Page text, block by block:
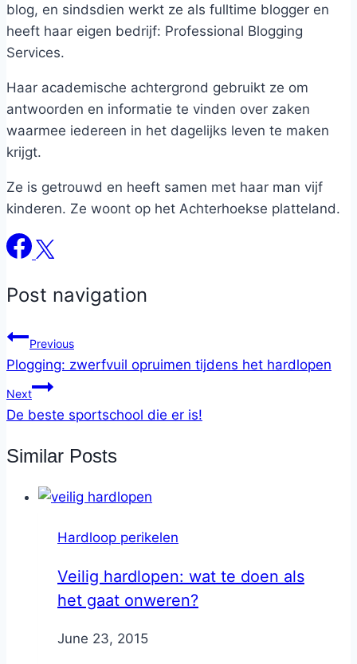
blog, en sindsdien werkt ze als fulltime blogger en
heeft haar eigen bedrijf: Professional Blogging
Services.
Haar academische achtergrond gebruikt ze om
antwoorden en informatie te vinden over zaken
waarmee iedereen in het dagelijks leven te maken
krijgt.
Ze is getrouwd en heeft samen met haar man vijf
kinderen. Ze woont op het Achterhoekse platteland.
Post navigation
Previous
Plogging: zwerfvuil opruimen tijdens het hardlopen
Next
De beste sportschool die er is!
Similar Posts
Hardloop perikelen
Veilig hardlopen: wat te doen als
het gaat onweren?
ByNicole
June 23, 2015